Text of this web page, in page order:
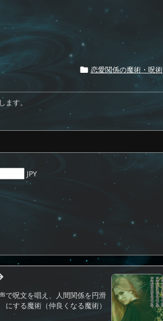
 恋愛関係の魔術・呪術
す。
JPY
で呪文を唱え、人間関係を円滑
にする魔術（仲良くなる魔術）